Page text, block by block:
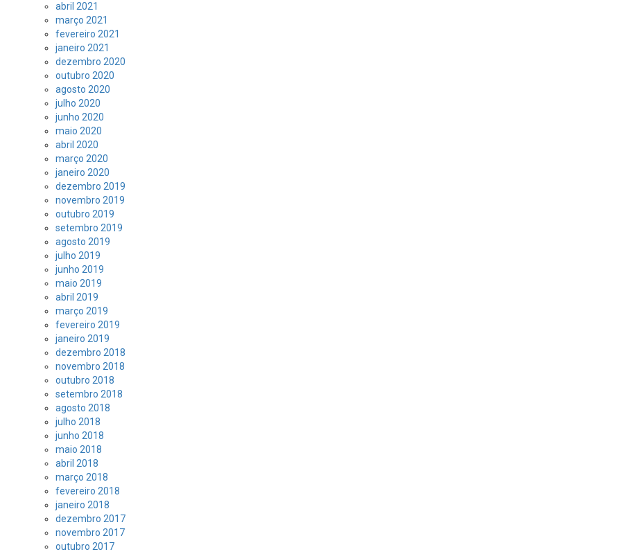
abril 2021
março 2021
fevereiro 2021
janeiro 2021
dezembro 2020
outubro 2020
agosto 2020
julho 2020
junho 2020
maio 2020
abril 2020
março 2020
janeiro 2020
dezembro 2019
novembro 2019
outubro 2019
setembro 2019
agosto 2019
julho 2019
junho 2019
maio 2019
abril 2019
março 2019
fevereiro 2019
janeiro 2019
dezembro 2018
novembro 2018
outubro 2018
setembro 2018
agosto 2018
julho 2018
junho 2018
maio 2018
abril 2018
março 2018
fevereiro 2018
janeiro 2018
dezembro 2017
novembro 2017
outubro 2017